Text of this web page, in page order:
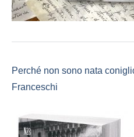
Perché non sono nata
Franceschi